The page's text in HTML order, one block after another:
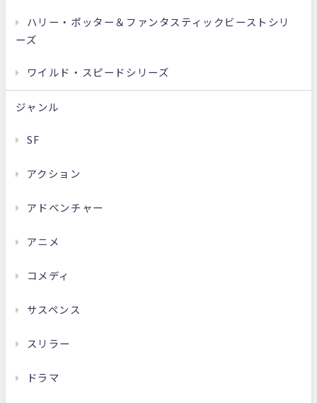
ハリー・ポッター＆ファンタスティックビーストシリ
ーズ
ワイルド・スピードシリーズ
ジャンル
SF
アクション
アドベンチャー
アニメ
コメディ
サスペンス
スリラー
ドラマ